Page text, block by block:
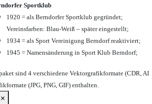
Sportklub
1920 = als Berndorfer Sportklub gegründet;
Vereinsfarben: Blau-Weiß – später eingestellt;
1934 = als Sport Vereinigung Berndorf reaktiviert;
1945 = Namensänderung in Sport Klub Berndorf;
sind 4 verschiedene Vektorgrafikformate (CDR, AI
(JPG, PNG, GIF) enthalten.
×